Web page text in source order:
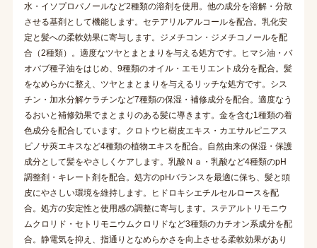
水・イソプロパノールなど2種類の溶剤を使用。他の成分を溶解・分散
させる基剤として機能します。セテアリルアルコールを配合。乳化安
定と髪への柔軟効果に寄与します。ジメチコン・ジメチコノールを配
合（2種類）。適度なツヤとまとまりを与える処方です。ヒマシ油・バ
オバブ種子油をはじめ、9種類のオイル・エモリエント成分を配合。髪
をなめらかに整え、ツヤとまとまりを与えるリッチな処方です。シス
チン・加水分解ケラチンなど7種類の保湿・補修成分を配合。適度なう
るおいと補修効果でまとまりのある髪に導きます。金を含む1種類の着
色成分を配合しています。クロトウヒ樹皮エキス・カエサルピニアス
ピノサ莢エキスなど4種類の植物エキスを配合。自然由来の保湿・保護
成分として髪をやさしくケアします。乳酸Ｎａ・乳酸など4種類のpH
調整剤・キレート剤を配合。処方のpHバランスを最適に保ち、髪と頭
皮にやさしい環境を維持します。ヒドロキシエチルセルロースを配
合。処方の安定性と使用感の調整に寄与します。ステアルトリモニウ
ムクロリド・セトリモニウムクロリドなど3種類のカチオン系成分を配
合。静電気を抑え、指通りとなめらかさを向上させる柔軟効果があり